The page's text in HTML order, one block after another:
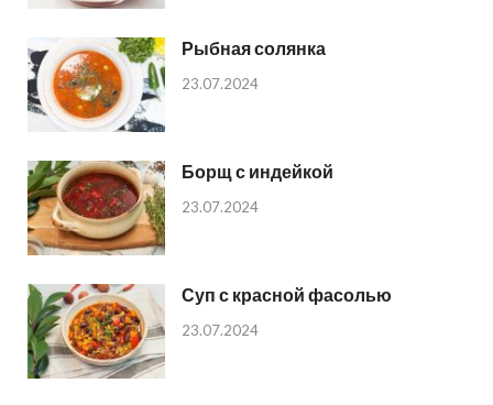
Рыбная солянка
23.07.2024
Борщ с индейкой
23.07.2024
Суп с красной фасолью
23.07.2024